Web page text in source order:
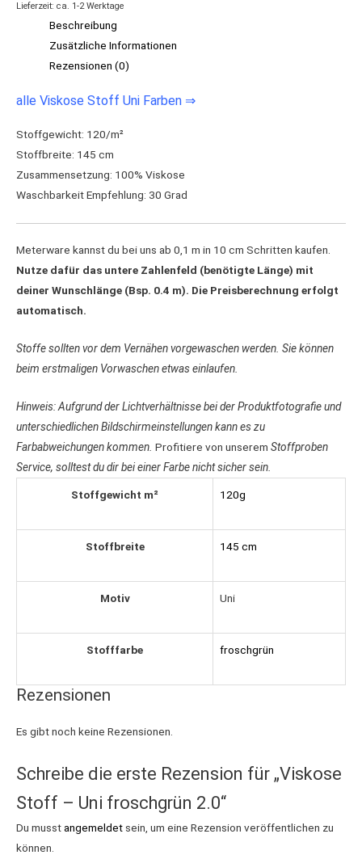
Lieferzeit: ca. 1-2 Werktage
Beschreibung
Zusätzliche Informationen
Rezensionen (0)
alle Viskose Stoff Uni Farben ⇒
Stoffgewicht: 120/m²
Stoffbreite: 145 cm
Zusammensetzung: 100% Viskose
Waschbarkeit Empfehlung: 30 Grad
Meterware kannst du bei uns ab 0,1 m in 10 cm Schritten kaufen.
Nutze dafür das untere Zahlenfeld (benötigte Länge) mit
deiner Wunschlänge (Bsp. 0.4 m). Die Preisberechnung erfolgt
automatisch.
Stoffe sollten vor dem Vernähen vorgewaschen werden. Sie können
beim erstmaligen Vorwaschen etwas einlaufen.
Hinweis: Aufgrund der Lichtverhältnisse bei der Produktfotografie und
unterschiedlichen Bildschirmeinstellungen kann es zu
Farbabweichungen kommen. Profitiere von unserem Stoffproben
Service, solltest du dir bei einer Farbe nicht sicher sein.
Stoffgewicht m² 120g
Stoffbreite 145 cm
Motiv Uni
Stofffarbe froschgrün
Rezensionen
Es gibt noch keine Rezensionen.
Schreibe die erste Rezension für „Viskose
Stoff – Uni froschgrün 2.0“
Du musstangemeldet sein, um eine Rezension veröffentlichen zu
können.